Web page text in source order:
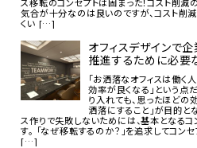
気合が十分なのは良いのですが、コスト削
くい […]
オフィスデザインで
推進するために必要
「お洒落なオフィスは働く
効率が良くなる」という
り入れても、思ったほどの
洒落にすること」が目的と
ス作りで失敗しないためには、基本となる
す。 「なぜ移転するのか？」を追求してコン
[…]